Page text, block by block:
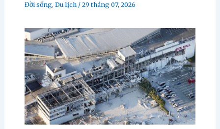
Đời sống,Du lịch/29 tháng 07, 2026